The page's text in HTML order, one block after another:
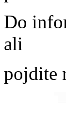
Do
ali
pojdite